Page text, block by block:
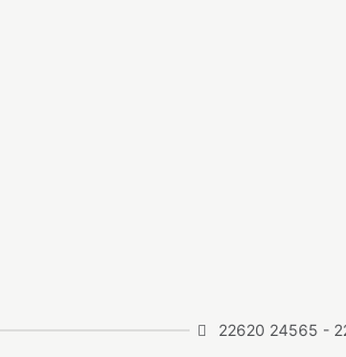
22620 24565 -